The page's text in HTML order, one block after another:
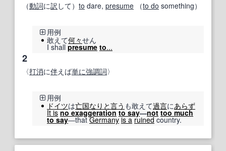
（動詞に訳 して） to dare, presume （to do something）
用例
敢えて何々せん
I shallpresume to...
2
〈打消に伴えば単に強調詞〉
用例
ドイツは亡国なりと言う も敢えて過言にあらず
It is no exaggeration to say―not too much
to say―thatGermany is a ruinedcountry.